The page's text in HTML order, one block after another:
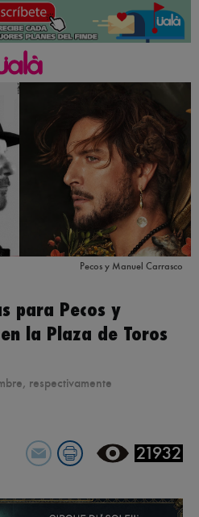
Pecos y Manuel Carrasco
para Pecos y
la Plaza de Toros
respectivamente
21932